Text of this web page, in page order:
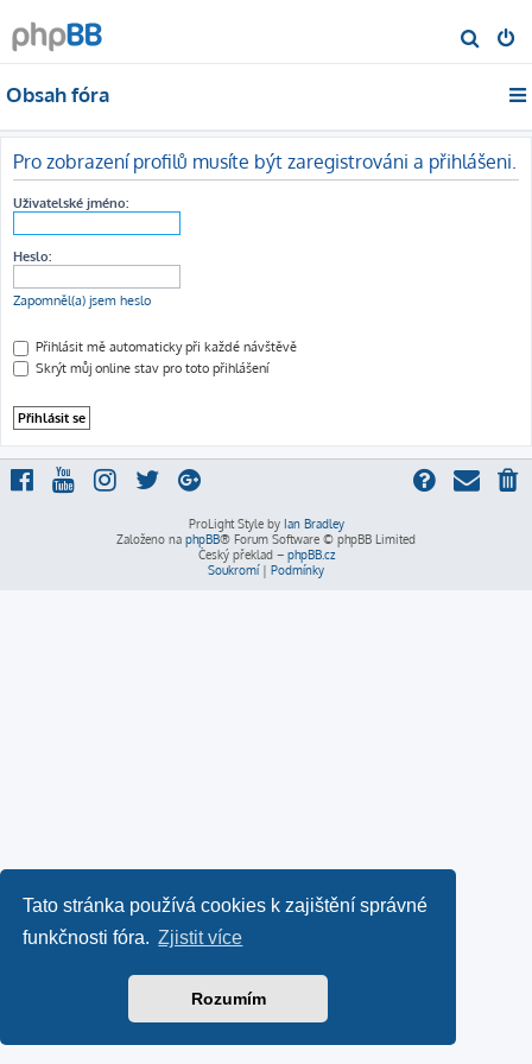
Tato stránka používá cookies k zajištění správné
funkčnosti fóra. Zjistit více
Rozumím
l
a
t
Obsah fóra
Pro zobrazení profilů musíte být zaregistrováni a přihlášeni.
Uživatelské jméno:
Heslo:
Zapomněl(a) jsem heslo
Přihlásit mě automaticky při každé návštěvě
Skrýt můj online stav pro toto přihlášení
ProLight Style by Ian Bradley
Založeno na phpBB® Forum Software © phpBB Limited
Český překlad – phpBB.cz
Soukromí| Podmínky